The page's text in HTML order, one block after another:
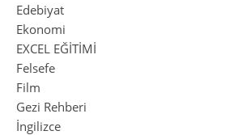
Edebiyat
Ekonomi
EXCEL EĞİTİMİ
Felsefe
Film
Gezi Rehberi
İngilizce